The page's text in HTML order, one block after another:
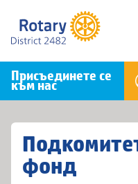
Присъединете се
към нас
фонд